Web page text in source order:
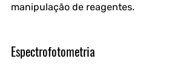
manipulação de reagentes.
Espectrofotometria